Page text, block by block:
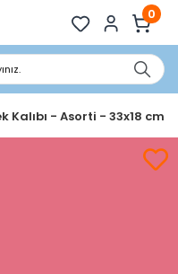
0
Kalıbı - Asorti - 33x18 cm